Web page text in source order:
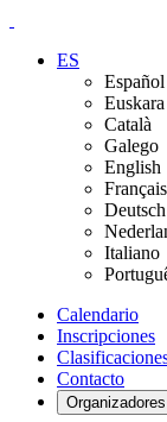
ES
Español
Euskara
Català
Galego
English
Français
Deutsch
Italiano
Calendario
Inscripciones
Contacto
Organizadores